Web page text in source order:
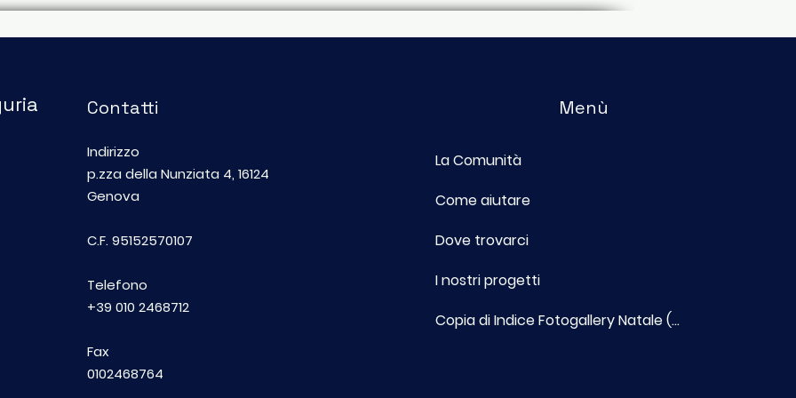
Una cena per trecento
bambini delle periferie
"Non ricominciamo da
zero, ma di nuovo": le
della Scuola di Italiano in
Contatti
Indirizzo
p.zza della Nunziata 4, 16124
Genova
C.F. 95152570107
Telefono
+39 010 2468712
Fax
0102468764
Menù
La Comunità
Come aiutare
Dove trovarci
I nostri progetti
Copia di Indice Fotogallery Natale (...